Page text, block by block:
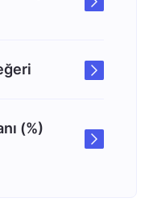
(%)